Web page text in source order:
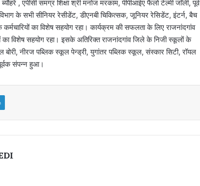
, एपीसी समग्र शिक्षा श्री मनोज मरकाम, पीपीआईए फैलो टेल्मी जॉली, पूर्व
विभाग के सभी सीनियर रेसीडेंट, डीएनबी चिकित्सक, जूनियर रेसिडेंट, इंटर्न, बैच
का विशेष सहयोग रहा। कार्यक्रम की सफलता के लिए राजनांदगांव
विशेष सहयोग रहा। इसके अतिरिक्त राजनांदगांव जिले के निजी स्कूलों के
नीरज पब्लिक स्कूल पेन्ड्री, युगांतर पब्लिक स्कूल, संस्कार सिटी, रॉयल
संपन्न हुआ।